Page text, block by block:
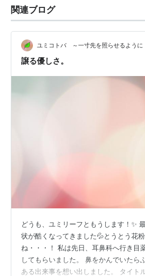
関連ブログ
ユミコトバ ～一寸先を照らせるように
譲る優しさ。
どうも、ユミリーフともうします！✨
状が酷くなってきました💦とうとう花
ね・・・！ 私は先日、耳鼻科へ行き目
してもらいました。 鼻をかんでいたら
ある出来事を想い出しました。 タイト